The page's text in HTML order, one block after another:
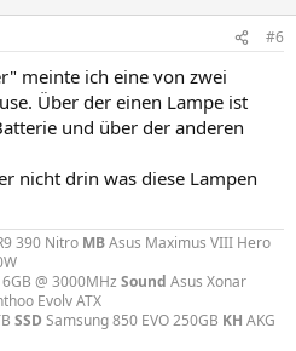
#6
meinte ich eine von zwei
Über der einen Lampe ist
und über der anderen
nicht drin was diese Lampen
390 Nitro MBAsus Maximus VIII Hero
@ 3000MHz Sound Asus Xonar
Evolv ATX
SSD Samsung 850 EVO 250GB KH AKG